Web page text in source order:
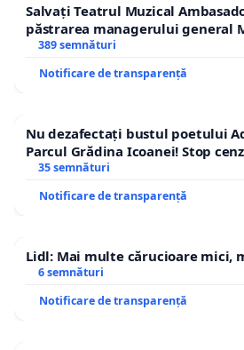
Salvați Teatrul Muzical
păstrarea managerului general
ROGOJAN
389 semnături
Notificare de transparență
Nu dezafectați bustul poetului
Parcul Grădina Icoanei! Stop
35 semnături
Notificare de transparență
Lidl: Mai multe cărucioare mici,
6 semnături
Notificare de transparență